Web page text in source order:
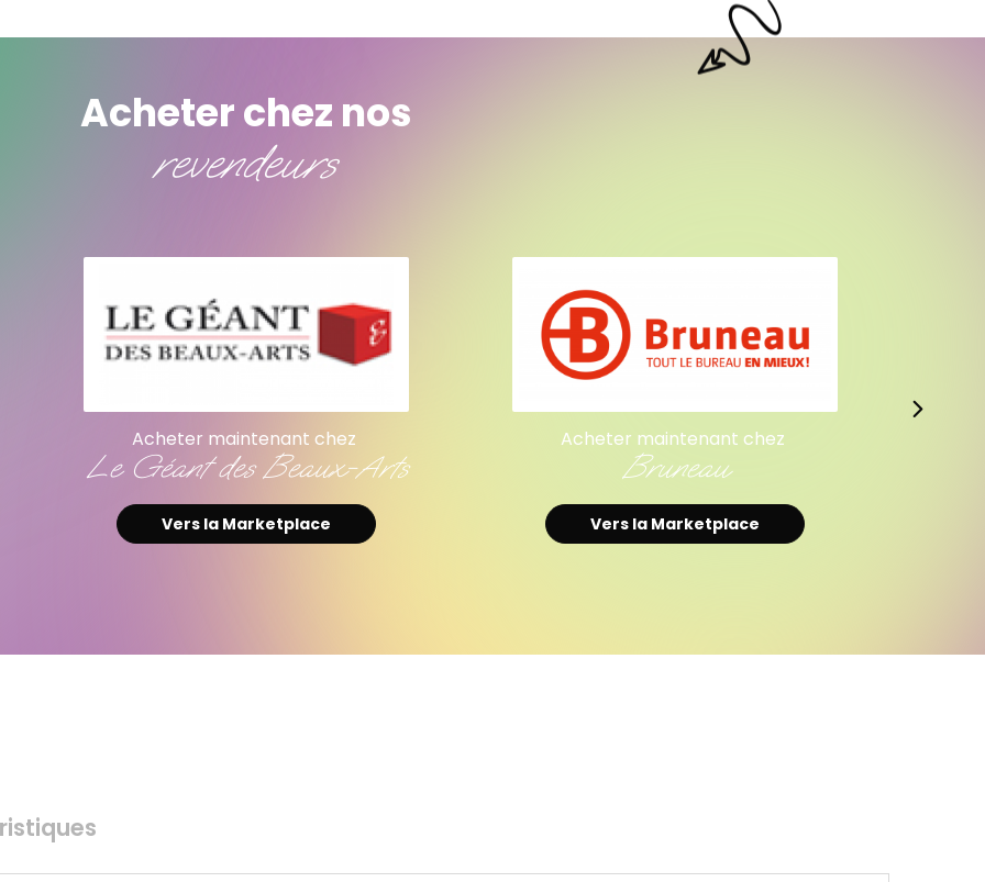
Acheter chez nos
revendeurs
chez
Beaux-Arts
Acheter maintenant chez
Bruneau
Vers la Marketplace
Scrapmalin.com